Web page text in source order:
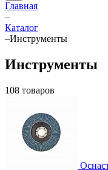
Главная
–
Каталог
–Инструменты
Инструменты
108 товаров